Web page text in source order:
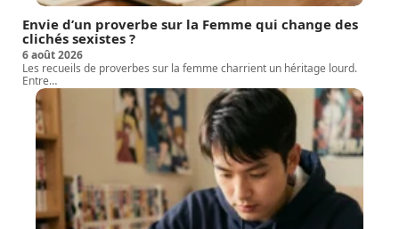
Envie d’un proverbe sur la Femme qui change des
clichés sexistes ?
6 août 2026
Les recueils de proverbes sur la femme charrient un héritage lourd.
Entre…